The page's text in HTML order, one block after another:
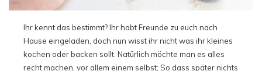
Ihr kennt das bestimmt? Ihr habt Freunde zu euch nach
Hause eingeladen, doch nun wisst ihr nicht was ihr kleines
kochen oder backen sollt. Natürlich möchte man es alles
recht machen, vor allem einem selbst; So dass später nichts